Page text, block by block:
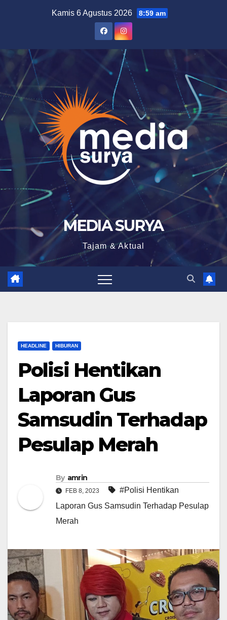
Kamis 6 Agustus 2026 8:59 am
MEDIA SURYA
Tajam & Aktual
HEADLINE HIBURAN
Polisi Hentikan
Laporan Gus
Samsudin Terhadap
Pesulap Merah
By amrin
FEB 8, 2023
#Polisi Hentikan
Laporan Gus Samsudin Terhadap Pesulap
Merah